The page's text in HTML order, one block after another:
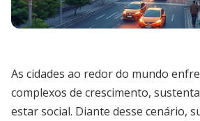
As cidades ao redor do mundo
complexos de crescimento,
estar social. Diante desse cenário,